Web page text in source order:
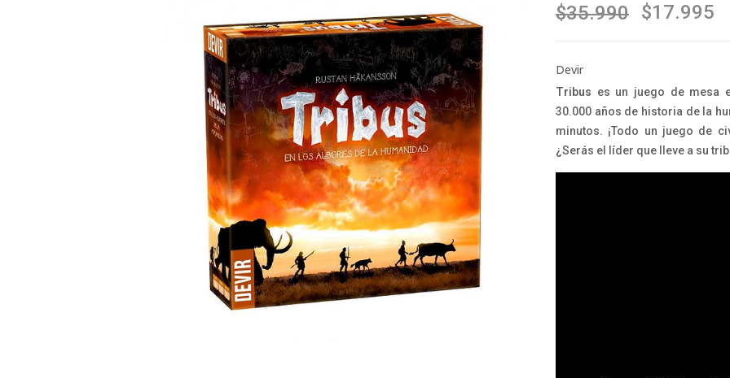
$35.990 $17.995
Devir
Tribus es un juego de mesa
30.000 años de historia de la
minutos. ¡Todo un juego de
¿Serás el líder que lleve a su